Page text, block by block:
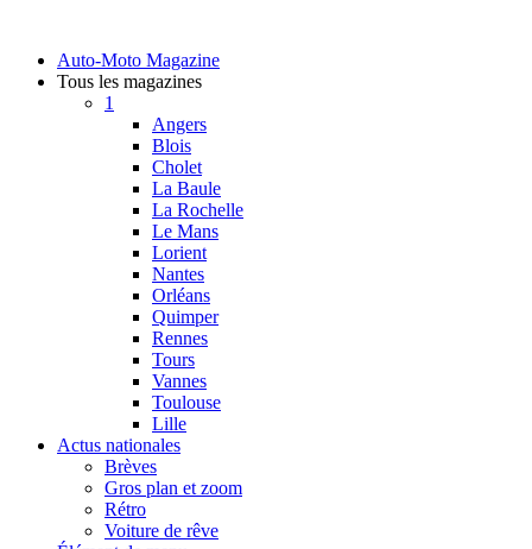
Auto-Moto Magazine
Tous les magazines
1
Angers
Blois
Cholet
La Baule
La Rochelle
Le Mans
Lorient
Nantes
Orléans
Quimper
Rennes
Tours
Vannes
Toulouse
Lille
Actus nationales
Brèves
Gros plan et zoom
Rétro
Voiture de rêve